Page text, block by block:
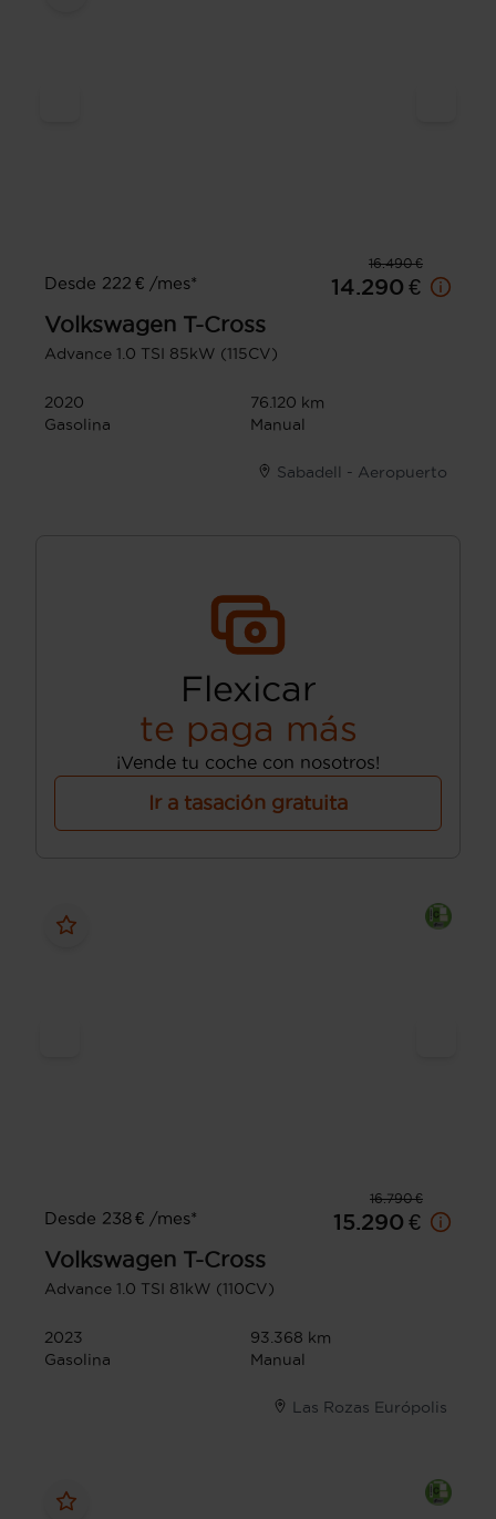
16.490 €
Desde 222 € /mes*
14.290 €
Volkswagen T-Cross
Advance 1.0 TSI 85kW (115CV)
2020
76.120 km
Gasolina
Manual
Sabadell - Aeropuerto
Flexicar
te paga más
¡Vende tu coche con nosotros!
Ir a tasación gratuita
16.790 €
Desde 238 € /mes*
15.290 €
Volkswagen T-Cross
Advance 1.0 TSI 81kW (110CV)
2023
93.368 km
Gasolina
Manual
Las Rozas Európolis